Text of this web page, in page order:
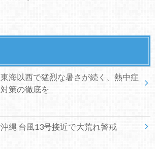
東海以西で猛烈な暑さが続く、熱中症
対策の徹底を
沖縄 台風13号接近で大荒れ警戒